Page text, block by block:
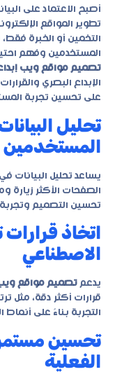
أصبح الاعتماد على
تطوير المواقع
التخمين أو الخبرة
المستخدمين وفهم
تصميم مواقع ويب
الإبداع البصري
على تحسين تجربة
تحليل
يساعد تحليل البيانات
الصفحات الأكثر زيارة
تحسين التصميم وتجربة
اتخاذ
الاصطناعي
يدعم تصميم مواقع ويب
قرارات أكثر دقة، مثل
التجربة بناءً على أنماط
تحسين مستمر
الفعلية